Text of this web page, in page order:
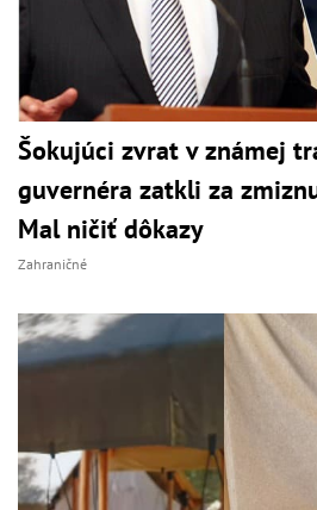
Šokujúci zvrat v známej
guvernéra zatkli za
Mal ničiť dôkazy
Zahraničné